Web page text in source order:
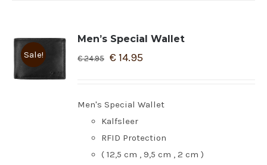
Sale!
Men’s Special Wallet
€24.95 € 14.95
Men's Special Wallet
Kalfsleer
RFID Protection
( 12,5 cm , 9,5 cm , 2 cm )